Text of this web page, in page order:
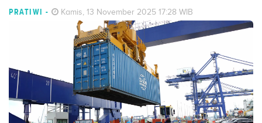
PRATIWI - Kamis, 13 November 2025 17:28 WIB